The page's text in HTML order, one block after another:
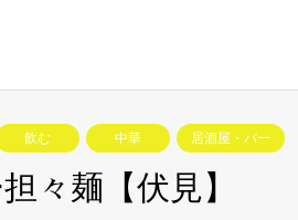
飲む 中華 居酒屋・バー
々麺【伏見】